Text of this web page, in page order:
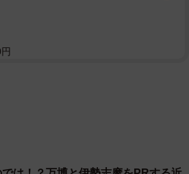
年に五十鈴川～鳥羽間が開業し、